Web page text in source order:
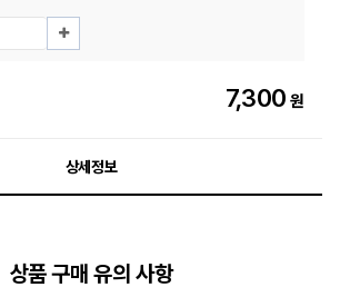
7,300 원
상세정보
상품 구매 유의 사항